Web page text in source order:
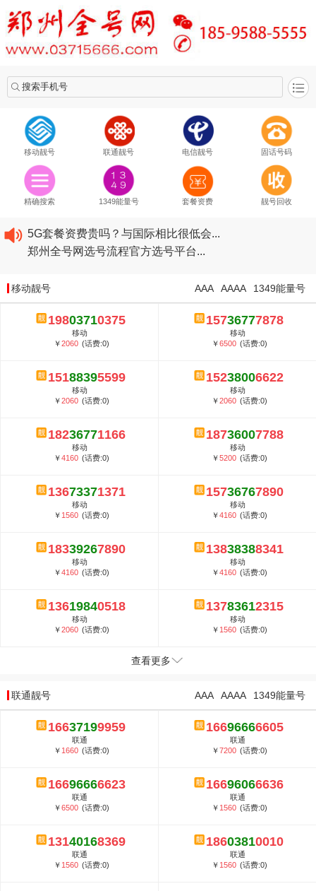
搜索手机号
移动靓号 联通靓号 电信靓号 固话号码
精确搜索 1349能量号 套餐资费 靓号回收
2020​移动最新套餐资费...
2020​联通最新套餐资费...
5G套餐资费贵吗？与国际相比很低会...
郑州全号网选号流程官方选号平台...
2020​联通最新套餐资费...
2020​电信最新套餐资费...
5G套餐资费贵吗？与国际相比很低会...
郑州全号网选号流程官方选号平台...
移动靓号 1349能量号
AAAA
AAA
19803710375
移动
￥2060 (话费:0)
15736777878
移动
￥6500 (话费:0)
15188395599
移动
￥2060 (话费:0)
15238006622
移动
￥2060 (话费:0)
18236771166
移动
￥4160 (话费:0)
18736007788
移动
￥5200 (话费:0)
13673371371
移动
￥ 1560 (话费:0)
15736767890
移动
￥4160 (话费:0)
18339267890
移动
￥4160 (话费:0)
13838388341
移动
￥4160 (话费:0)
13619840518
移动
￥2060 (话费:0)
13783612315
移动
￥ 1560 (话费:0)
查看更多
联通靓号 1349能量号
AAAA
AAA
16637199959
联通
￥ 1660 (话费:0)
16696666605
联通
￥7200 (话费:0)
16696666623
联通
￥6500 (话费:0)
16696066636
联通
￥ 1560 (话费:0)
13140168369
联通
￥ 1560 (话费:0)
18603810010
联通
￥ 1560 (话费:0)